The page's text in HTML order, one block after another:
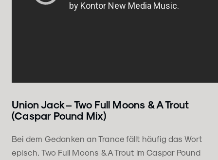
Union Jack – Two Full Moons & A Trout
(Caspar Pound Mix)
Bei dem Gedanken an Trance fällt häufig das Wort
episch. Two Full Moons & A Trout im Caspar Pound